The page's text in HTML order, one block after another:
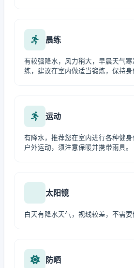
晨练
有较强降水，风力稍大，早晨天气
练，建议在室内做适当锻炼，保持身
运动
有降水，推荐您在室内进行各种健
户外运动，须注意保暖并携带雨具。
太阳镜
白天有降水天气，视线较差，不需
防晒